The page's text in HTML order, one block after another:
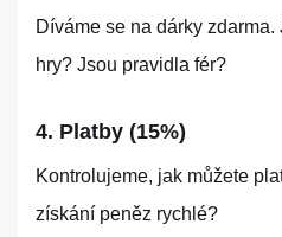
Díváme se na dárky
hry? Jsou pravidla fér?
4. Platby (15%)
Kontrolujeme, jak můžete
získání peněz rychlé?